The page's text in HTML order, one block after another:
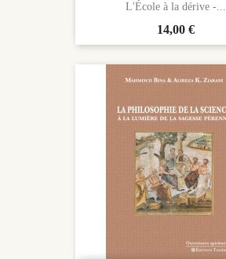
L'École à la dérive -...
Prix
14,00 €